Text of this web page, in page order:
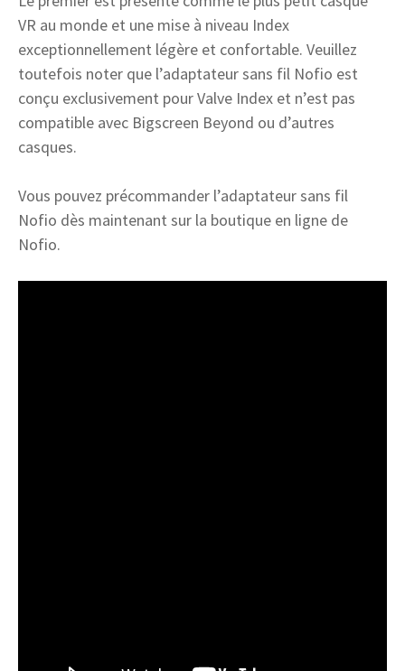
VR au monde et une mise à niveau Index
exceptionnellement légère et confortable. Veuillez
toutefois noter que l’adaptateur sans fil Nofio est
conçu exclusivement pour Valve Index et n’est pas
compatible avec Bigscreen Beyond ou d’autres
casques.
Vous pouvez précommander l’adaptateur sans fil
Nofio dès maintenant sur la boutique en ligne de
Nofio.